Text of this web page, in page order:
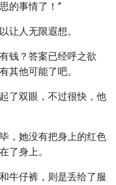
的事情了！”
让人无限遐想。
钱？答案已经呼之欲
其他可能了吧。
了双眼，不过很快，他
，她没有把身上的红色
了身上。
牛仔裤，则是丢给了服